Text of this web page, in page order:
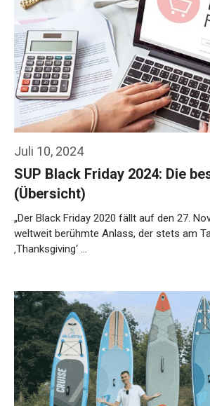
Juli 10, 2024
SUP Black Friday 2024: Die
(Übersicht)
„Der Black Friday 2020 fällt auf den 27.
weltweit berühmte Anlass, der stets am
‚Thanksgiving‘ …